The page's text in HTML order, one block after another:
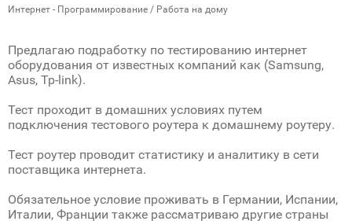
Интернет - Программирование / Работа на дому
Предлагаю подработку по тестированию интернет
оборудования от известных компаний как (Samsung,
Asus, Tp-link).
Тест проходит в домашних условиях путем
подключения тестового роутера к домашнему роутеру.
Тест роутер проводит статистику и аналитику в сети
поставщика интернета.
Обязательное условие проживать в Германии, Испании,
Италии, Франции также рассматриваю другие страны